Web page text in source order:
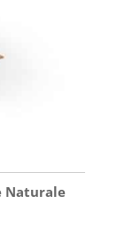
Naturale